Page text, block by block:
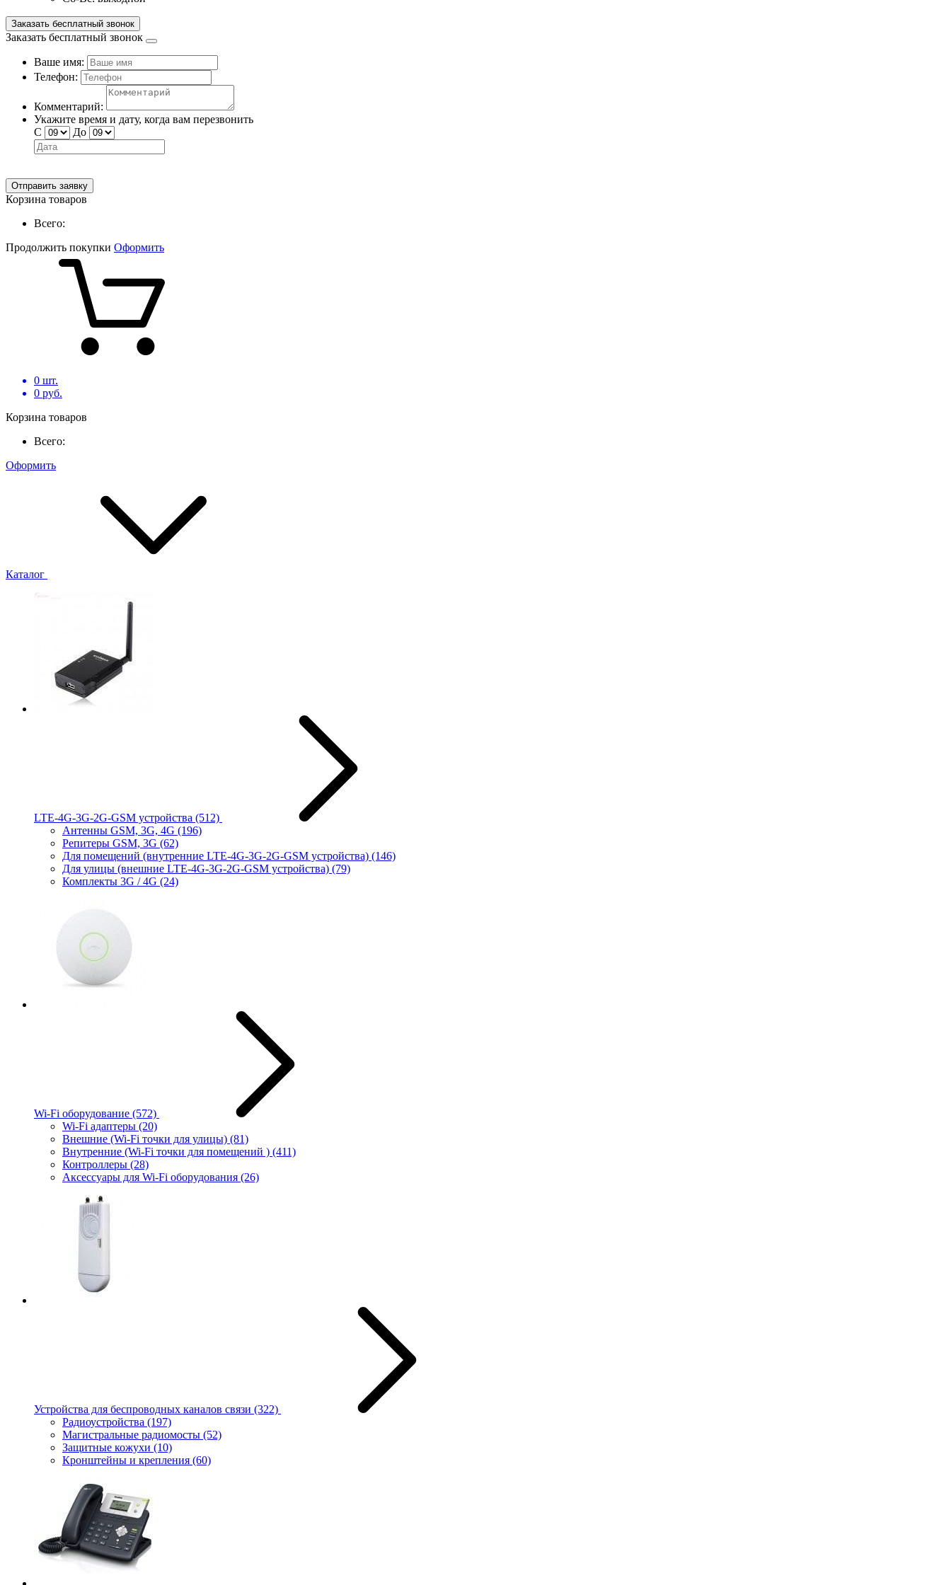
Заказать бесплатный звонок
Заказать бесплатный звонок
Ваше имя:
Телефон:
Комментарий:
Укажите время и дату, когда вам перезвонить
С
До
Отправить заявку
Корзина товаров
Всего:
Продолжить покупки Оформить
0 шт.
0 руб.
Корзина товаров
Всего:
Оформить
Каталог
LTE-4G-3G-2G-GSM устройства (512)
Антенны GSM, 3G, 4G (196)
Репитеры GSM, 3G (62)
Для помещений (внутренние LTE-4G-3G-2G-GSM устройства) (146)
Для улицы (внешние LTE-4G-3G-2G-GSM устройства) (79)
Комплекты 3G / 4G (24)
Wi-Fi оборудование (572)
Wi-Fi адаптеры (20)
Внешние (Wi-Fi точки для улицы) (81)
Внутренние (Wi-Fi точки для помещений ) (411)
Контроллеры (28)
Аксессуары для Wi-Fi оборудования (26)
Устройства для беспроводных каналов связи (322)
Радиоустройства (197)
Магистральные радиомосты (52)
Защитные кожухи (10)
Кронштейны и крепления (60)